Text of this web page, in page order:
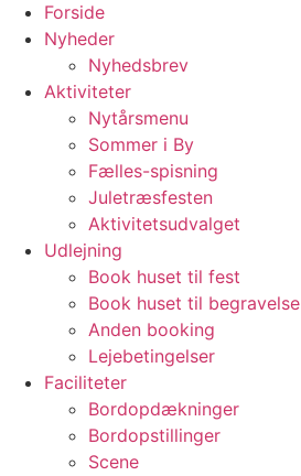
Forside
Nyheder
Nyhedsbrev
Aktiviteter
Nytårsmenu
Sommer i By
Fælles-spisning
Juletræsfesten
Aktivitetsudvalget
Udlejning
Book huset til fest
Book huset til begravelse
Anden booking
Lejebetingelser
Faciliteter
Bordopdækninger
Bordopstillinger
Scene